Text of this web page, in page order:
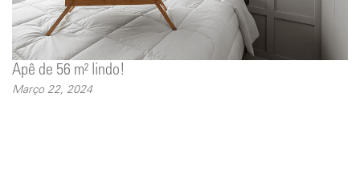
Apê de 56 m² lindo!
Março 22, 2024